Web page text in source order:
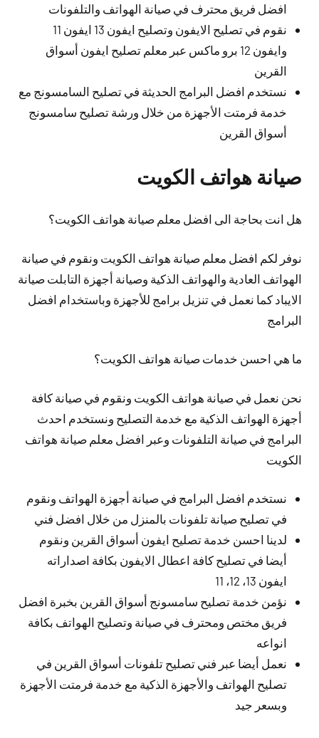
افضل فريق محترف في صيانة الهواتف والتلفونات
نقوم في تصليح الايفون وتصليح ايفون 13 ايفون 11
وايفون 12 برو ماكس عبر معلم تصليح ايفون أسواق
القرين
نستخدم افضل البرامج الحديثة في تصليح السامسونج مع
خدمة فرمتت الأجهزة من خلال ورشة تصليح سامسونج
أسواق القرين
صيانة هواتف الكويت
هل انت بحاجة الى افضل معلم صيانة هواتف الكويت؟
نوفر لكم افضل معلم صيانة هواتف الكويت ونقوم في صيانة
الهواتف العادية والهواتف الذكية وصيانة أجهزة التابلت صيانة
الايباد كما نعمل في تنزيل برامج للأجهزة وباستخدام افضل
البرامج
ما هي احسن خدمات صيانة هواتف الكويت؟
نحن نعمل في صيانة هواتف الكويت ونقوم في صيانة كافة
أجهزة الهواتف الذكية مع خدمة التصليح ونستخدم احدث
البرامج في صيانة التلفونات وعبر افضل معلم صيانة هواتف
الكويت
نستخدم افضل البرامج في صيانة أجهزة الهواتف ونقوم
في تصليح صيانة تلفونات بالمنزل من خلال افضل فني
لدينا احسن خدمة تصليح ايفون أسواق القرين ونقوم
أيضا في تصليح كافة اعطال الايفون بكافة اصداراته
ايفون 13، 12، 11
نؤمن خدمة تصليح سامسونج أسواق القرين بخبرة افضل
فريق مختص ومحترف في صيانة وتصليح الهواتف بكافة
انواعه
نعمل أيضا عبر فني تصليح تلفونات أسواق القرين في
تصليح الهواتف والأجهزة الذكية مع خدمة فرمتت الأجهزة
وبسعر جيد